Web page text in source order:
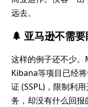
远去。
🌲亚马逊不需要
这样的例子还不少
Kibana等项目已经
证 (SSPL)，限制利
务，却没有什么回